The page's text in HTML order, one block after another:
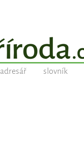
adresář slovník